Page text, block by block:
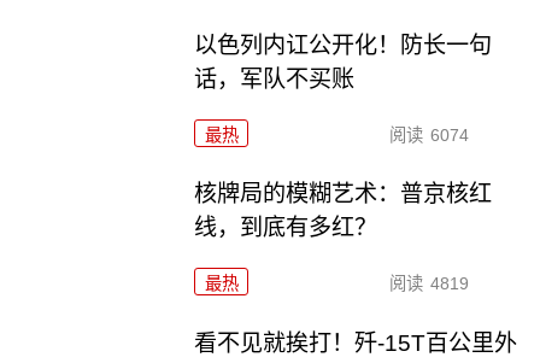
以色列内讧公开化！防长一句
话，军队不买账
最热 阅读 6074
核牌局的模糊艺术：普京核红
线，到底有多红？
最热 阅读 4819
看不见就挨打！歼-15T百公里外